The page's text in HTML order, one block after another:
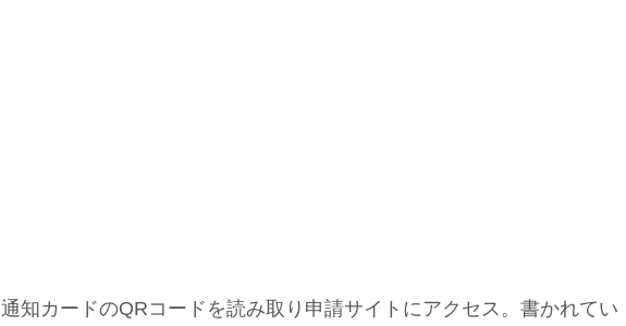
通知カードのQRコードを読み取り申請サイトにアクセス。書かれてい